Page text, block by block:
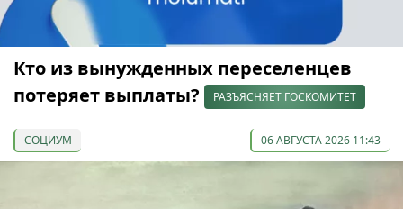
Кто из вынужденных переселенцев
потеряет выплаты?
РАЗЪЯСНЯЕТ ГОСКОМИТЕТ
СОЦИУМ 06 АВГУСТА 2026 11:43